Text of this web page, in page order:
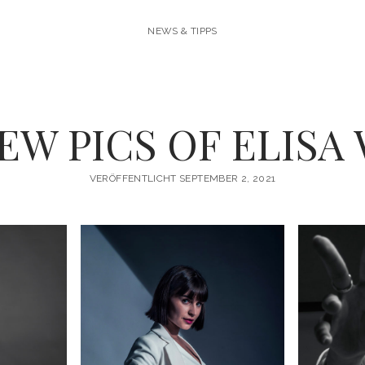
NEWS & TIPPS
PICS OF ELISA
VERÖFFENTLICHT SEPTEMBER 2, 2021